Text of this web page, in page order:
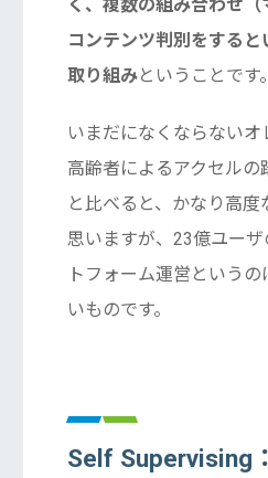
く、複数の組み合わせ
コンテンツ判別をする
取り組みということです。
いまだになくならない
高齢者によるアクセルの
と比べると、かなり高度
思いますが、23億ユー
トフォーム運営という
いものです。
Self Supervising